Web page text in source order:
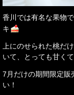
香川では有名な果物
キ
上にのせられた桃だ
いて、とっても甘く
7月だけの期間限定販
い！